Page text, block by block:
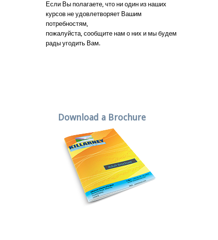
Если Вы полагаете, что ни один из наших
курсов не удовлетворяет Вашим
потребностям,
пожалуйста, сообщите нам о них и мы будем
рады угодить Вам.
Download a Brochure